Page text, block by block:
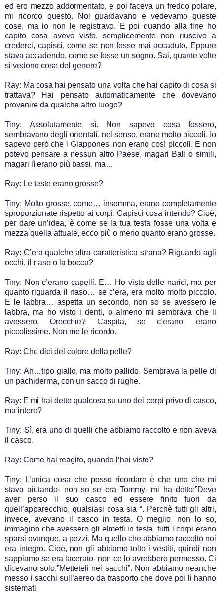
ed ero mezzo addormentato, e poi faceva un freddo polare,
mi ricordo questo. Noi guardavano e vedevamo queste
cose, ma io non le registravo. E poi quando alla fine ho
capito cosa avevo visto, semplicemente non riuscivo a
crederci, capisci, come se non fosse mai accaduto. Eppure
stava accadendo, come se fosse un sogno. Sai, quante volte
si vedono cose del genere?
Ray: Ma cosa hai pensato una volta che hai capito di cosa si
trattava? Hai pensato automaticamente che dovevano
provenire da qualche altro luogo?
Tiny: Assolutamente sì. Non sapevo cosa fossero,
sembravano degli orientali, nel senso, erano molto piccoli. Io
sapevo però che i Giapponesi non erano così piccoli. E non
potevo pensare a nessun altro Paese, magari Bali o simili,
magari lì erano più bassi, ma…
Ray: Le teste erano grosse?
Tiny: Molto grosse, come… insomma, erano completamente
sproporzionate rispetto ai corpi. Capisci cosa intendo? Cioè,
per dare un’idea, è come se la tua testa fosse una volta e
mezza quella attuale, ecco più o meno quanto erano grosse.
Ray: C’era qualche altra caratteristica strana? Riguardo agli
occhi, il naso o la bocca?
Tiny: Non c’erano capelli. E… Ho visto delle narici, ma per
quanto riguarda il naso… se c’era, era molto molto piccolo.
E le labbra… aspetta un secondo, non so se avessero le
labbra, ma ho visto i denti, o almeno mi sembrava che li
avessero. Orecchie? Caspita, se c’erano, erano
piccolissime. Non me le ricordo.
Ray: Che dici del colore della pelle?
Tiny: Ah…tipo giallo, ma molto pallido. Sembrava la pelle di
un pachiderma, con un sacco di rughe.
Ray: E mi hai detto qualcosa su uno dei corpi privo di casco,
ma intero?
Tiny: Sì, era uno di quelli che abbiamo raccolto e non aveva
il casco.
Ray: Come hai reagito, quando l’hai visto?
Tiny: L’unica cosa che posso ricordare è che uno che mi
stava aiutando- non so se era Tommy- mi ha detto:”Deve
aver perso il suo casco ed essere finito fuori da
quell’apparecchio, qualsiasi cosa sia “. Perchè tutti gli altri,
invece, avevano il casco in testa. O meglio, non lo so,
immagino che avessero gli elmetti in testa, tutti i corpi erano
sparsi ovunque, a pezzi. Ma quello che abbiamo raccolto noi
era integro. Cioè, non gli abbiamo tolto i vestiti, quindi non
sappiamo se era lacerato- non ce lo avrebbero permesso. Ci
dicevano solo:”Metteteli nei sacchi”. Non abbiamo neanche
messo i sacchi sull’aereo da trasporto che dove poi li hanno
sistemati.